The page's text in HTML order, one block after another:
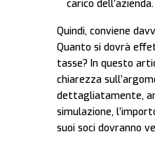
carico dell’azienda.
Quindi, conviene
Quanto si dovrà
tasse? In questo
chiarezza
dettagliatamente,
simulazione,
suoi soci dovranno